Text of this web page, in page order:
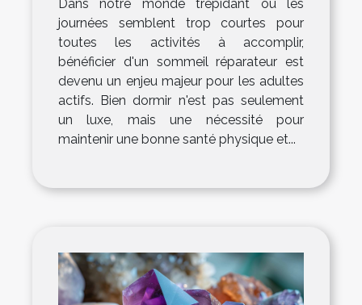
Dans notre monde trépidant où les
journées semblent trop courtes pour
toutes les activités à accomplir,
bénéficier d'un sommeil réparateur est
devenu un enjeu majeur pour les adultes
actifs. Bien dormir n'est pas seulement
un luxe, mais une nécessité pour
maintenir une bonne santé physique et...